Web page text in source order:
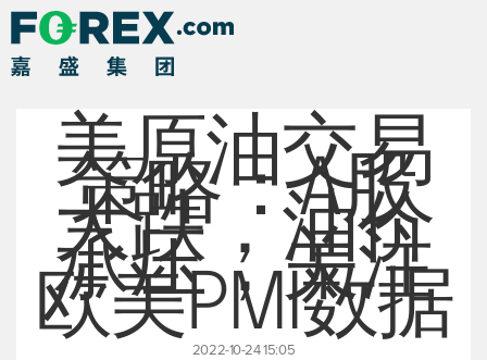
美原油交易
策略：A股
大跌，油价
承压，关注
欧美PMI数据
2022-10-24 15:05